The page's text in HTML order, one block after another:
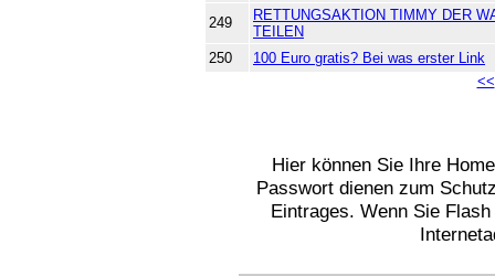
249
RETTUNGSAKTION TIMMY DER
TEILEN
250
100 Euro gratis? Bei was erster Link
<<
Hier können Sie Ihre
Passwort dienen zum
Eintrages. Wenn Sie